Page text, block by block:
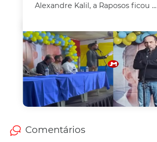
Alexandre Kalil, a Raposos ficou ...
Comentários